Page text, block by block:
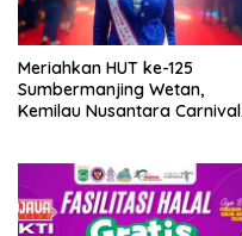
Meriahkan HUT ke-125
Sumbermanjing Wetan,
Kemilau Nusantara Carnival
Malang